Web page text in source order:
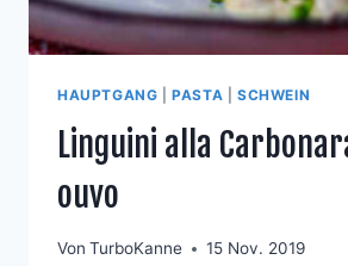
HAUPTGANG |PASTA SCHWEIN
Linguini alla
ouvo
Von TurboKanne 15 Nov. 2019